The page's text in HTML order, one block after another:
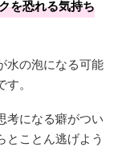
を恐れる気持ち
水の泡になる可能
。
考になる癖がつい
とことん逃げよう